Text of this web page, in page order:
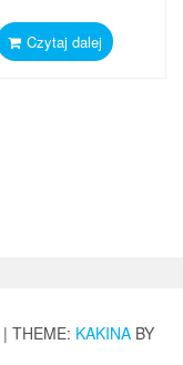
Czytaj dalej
| THEME: KAKINABY